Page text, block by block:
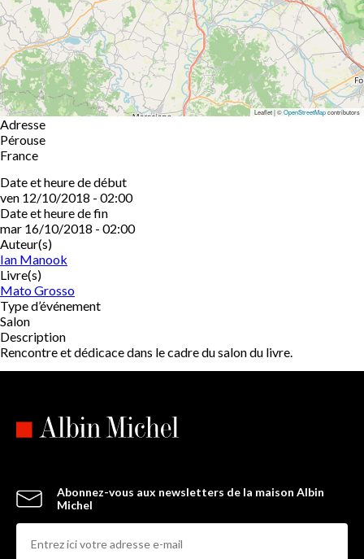
Leaflet | ©OpenStreetMapcontributors
Adresse
Pérouse
France
Date et heure de début
ven 12/10/2018 - 02:00
Date et heure de fin
mar 16/10/2018 - 02:00
Auteur(s)
Ian Manook
Livre(s)
Mato Grosso
Type d’événement
Salon
Description
Rencontre et dédicace dans le cadre du salon du livre.
Abonnez-vous aux newsletters de la maison Albin
Michel